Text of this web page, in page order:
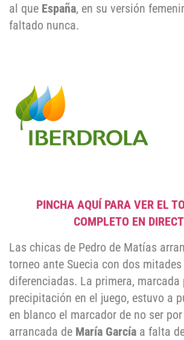
al que España, en su versión
faltado nunca.
PINCHA AQUÍ PARA VER EL
COMPLETO EN
Las chicas de Pedro de Matías
torneo ante Suecia con dos
diferenciadas. La primera, marcada
precipitación en el juego, estuvo a
en blanco el marcador de no ser
arrancada de María García a falta